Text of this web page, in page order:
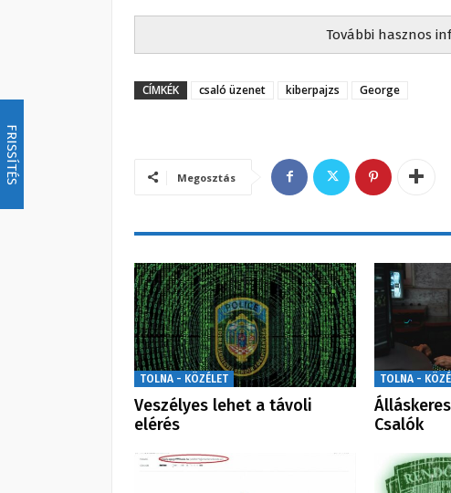
FRISSÍTÉS
További hasznos
CÍMKÉK csaló üzenet kiberpajzs George
Megosztás
TOLNA - KÖZÉLET
Veszélyes lehet a távoli
elérés
TOLNA -
Csalók